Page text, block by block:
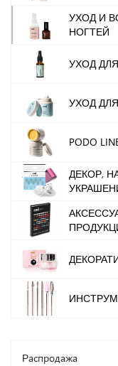
УХОД И
НОГТЕЙ
УХОД
УХОД
PODO
ДЕКОР,
Распродажа